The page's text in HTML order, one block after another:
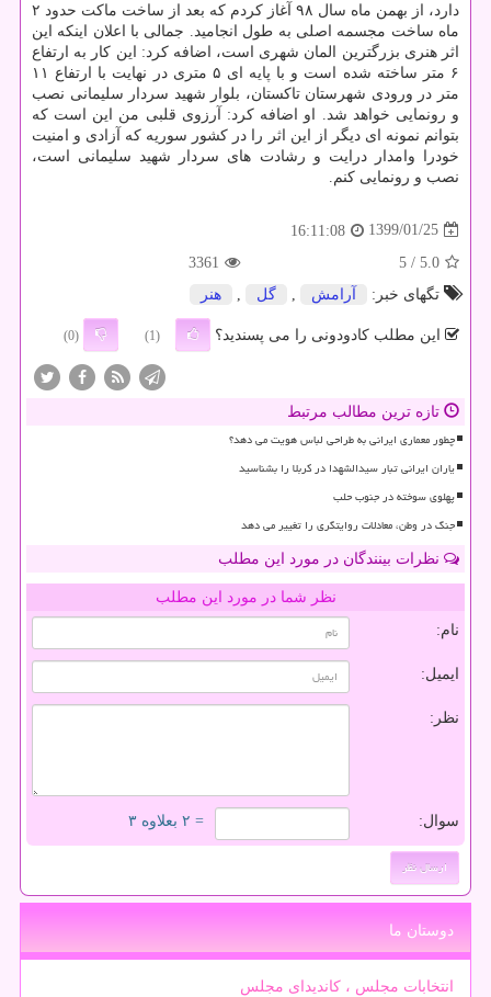
دارد، از بهمن ماه سال ۹۸ آغاز كردم كه بعد از ساخت ماكت حدود ۲
ماه ساخت مجسمه اصلی به طول انجامید. جمالی با اعلان اینكه این
اثر هنری بزرگترین المان شهری است، اضافه كرد: این كار به ارتفاع
۶ متر ساخته شده است و با پایه ای ۵ متری در نهایت با ارتفاع ۱۱
متر در ورودی شهرستان تاكستان، بلوار شهید سردار سلیمانی نصب
و رونمایی خواهد شد. او اضافه كرد: آرزوی قلبی من این است كه
بتوانم نمونه ای دیگر از این اثر را در كشور سوریه كه آزادی و امنیت
خودرا وامدار درایت و رشادت های سردار شهید سلیمانی است،
نصب و رونمایی كنم.‏
1399/01/25
16:11:08
5.0
/ 5
3361
تگهای خبر:
آرامش , گل , هنر
این مطلب کادودونی را می پسندید؟ (1)
(0)
تازه ترین مطالب مرتبط
چطور معماری ایرانی به طراحی لباس هویت می دهد؟
یاران ایرانی تبار سیدالشهدا در کربلا را بشناسید
پهلوی سوخته در جنوب حلب
جنگ در وطن، معادلات روایتگری را تغییر می دهد
نظرات بینندگان در مورد این مطلب
نظر شما در مورد این مطلب
نام:
ایمیل:
نظر:
سوال: = ۲ بعلاوه ۳
دوستان ما
انتخابات مجلس ، کاندیدای مجلس